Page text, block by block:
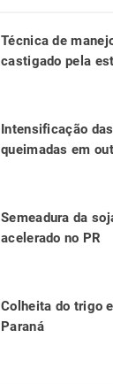
Técnica de
castigado pela
Intensificação
queimadas em
Semeadura da
acelerado no PR
Colheita do trigo
Paraná